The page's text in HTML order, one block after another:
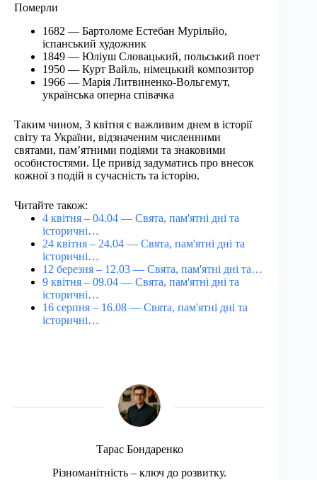
Померли
1682 — Бартоломе Естебан Мурільйо,
іспанський художник
1849 — Юліуш Словацький, польський поет
1950 — Курт Вайль, німецький композитор
1966 — Марія Литвиненко-Вольгемут,
українська оперна співачка
Таким чином, 3 квітня є важливим днем в історії
світу та України, відзначеним численними
святами, пам’ятними подіями та знаковими
особистостями. Це привід задуматись про внесок
кожної з подій в сучасність та історію.
Читайте також:
4 квітня – 04.04 — Свята, пам'ятні дні та
історичні…
24 квітня – 24.04 — Свята, пам'ятні дні та
історичні…
12 березня – 12.03 — Свята, пам'ятні дні та…
9 квітня – 09.04 — Свята, пам'ятні дні та
історичні…
16 серпня – 16.08 — Свята, пам'ятні дні та
історичні…
Тарас Бондаренко
Різноманітність – ключ до розвитку.